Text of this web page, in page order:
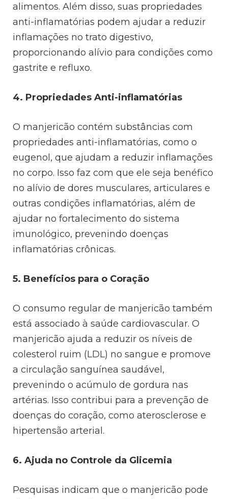
alimentos. Além disso, suas propriedades
anti-inflamatórias podem ajudar a reduzir
inflamações no trato digestivo,
proporcionando alívio para condições como
gastrite e refluxo.
4. Propriedades Anti-inflamatórias
O manjericão contém substâncias com
propriedades anti-inflamatórias, como o
eugenol, que ajudam a reduzir inflamações
no corpo. Isso faz com que ele seja benéfico
no alívio de dores musculares, articulares e
outras condições inflamatórias, além de
ajudar no fortalecimento do sistema
imunológico, prevenindo doenças
inflamatórias crônicas.
5. Benefícios para o Coração
O consumo regular de manjericão também
está associado à saúde cardiovascular. O
manjericão ajuda a reduzir os níveis de
colesterol ruim (LDL) no sangue e promove
a circulação sanguínea saudável,
prevenindo o acúmulo de gordura nas
artérias. Isso contribui para a prevenção de
doenças do coração, como aterosclerose e
hipertensão arterial.
6. Ajuda no Controle da Glicemia
Pesquisas indicam que o manjericão pode